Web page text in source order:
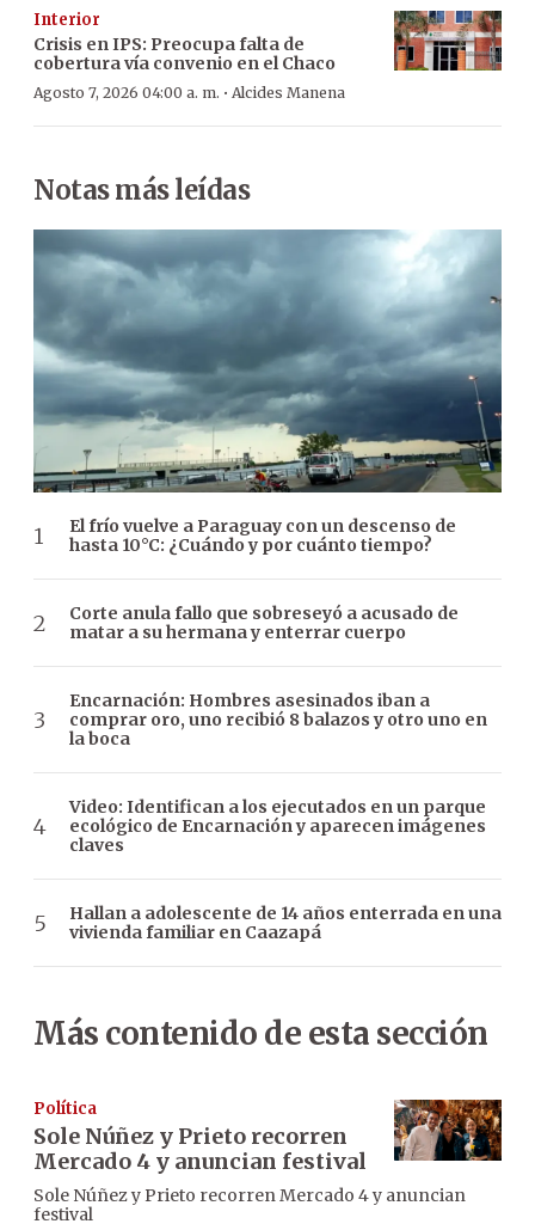
Interior
Crisis en IPS: Preocupa falta de
cobertura vía convenio en el Chaco
Agosto 7, 2026 04:00 a. m. · Alcides Manena
Notas más leídas
El frío vuelve a Paraguay con un descenso de
hasta 10°C: ¿Cuándo y por cuánto tiempo?
Corte anula fallo que sobreseyó a acusado de
matar a su hermana y enterrar cuerpo
Encarnación: Hombres asesinados iban a
comprar oro, uno recibió 8 balazos y otro uno en
la boca
Video: Identifican a los ejecutados en un parque
ecológico de Encarnación y aparecen imágenes
claves
Hallan a adolescente de 14 años enterrada en una
vivienda familiar en Caazapá
Más contenido de esta sección
Política
Sole Núñez y Prieto recorren
Mercado 4 y anuncian festival
Sole Núñez y Prieto recorren Mercado 4 y anuncian
festival